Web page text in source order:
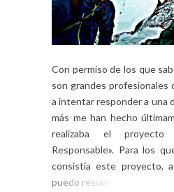
Con permiso de los que
son grandes profesionales
a intentar responder a una
más me han hecho
realizaba el proyecto
Responsable». Para los
consistía este proyecto,
puedo resumir que […]